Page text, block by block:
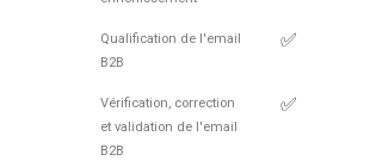
Qualification de l'email
B2B
✅
Vérification, correction
et validation de l'email
B2B
✅